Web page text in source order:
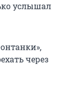
услышал
через